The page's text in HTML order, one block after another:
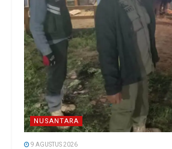
NUSANTARA
9 AGUSTUS 2026